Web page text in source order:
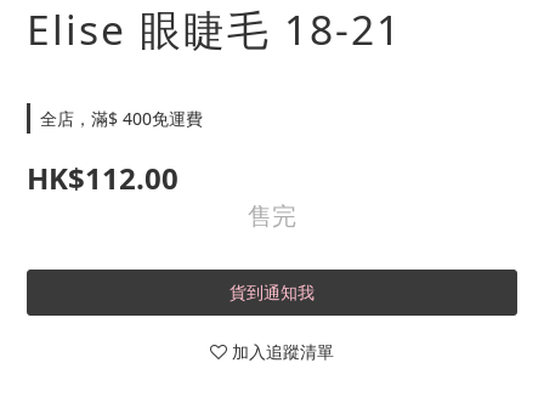
Elise 眼睫毛 18-21
全店，滿$ 400免運費
HK$112.00
售完
貨到通知我
加入追蹤清單